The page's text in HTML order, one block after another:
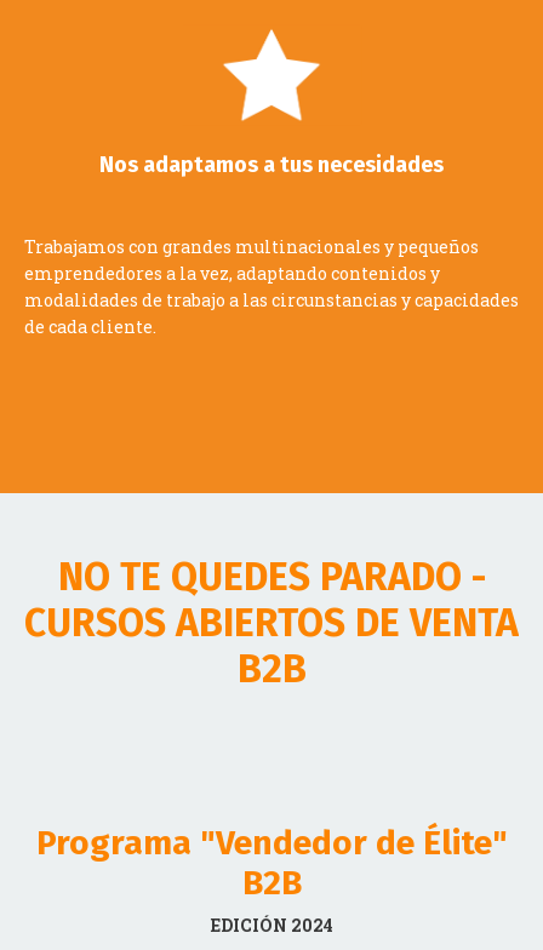
emprendedores a la vez, adaptando contenidos y
modalidades de trabajo a las circunstancias y capacidades
de cada cliente.
NO TE QUEDES PARADO -
CURSOS ABIERTOS DE VENTA
B2B
Programa "Vendedor de Élite"
B2B